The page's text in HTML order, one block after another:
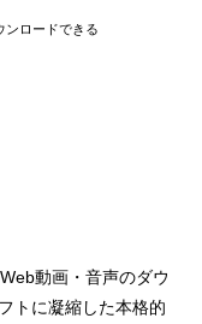
ンロードできる
動画・音声のダウ
トに凝縮した本格的